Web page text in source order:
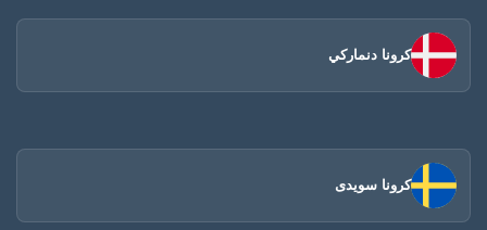
كرونا دنماركي
كرونا سويدى